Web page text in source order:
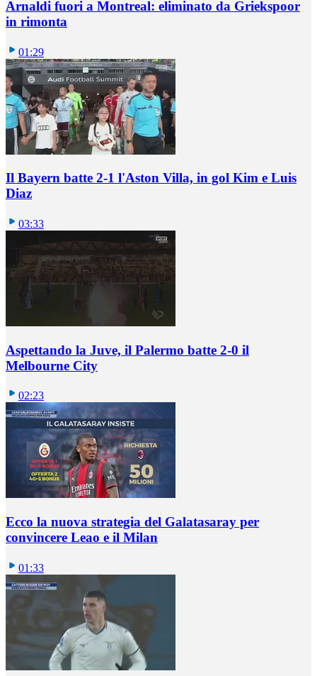
Arnaldi fuori a Montreal: eliminato da Griekspoor
in rimonta
01:29
Il Bayern batte 2-1 l'Aston Villa, in gol Kim e Luis
Diaz
03:33
Aspettando la Juve, il Palermo batte 2-0 il
Melbourne City
02:23
Ecco la nuova strategia del Galatasaray per
convincere Leao e il Milan
01:33